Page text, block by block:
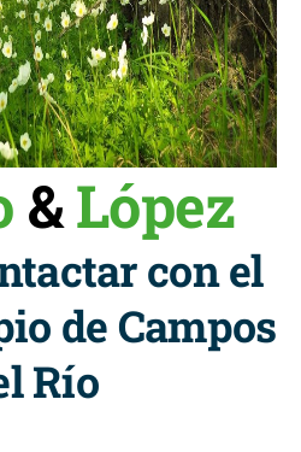
&López
con el
de Campos
Río